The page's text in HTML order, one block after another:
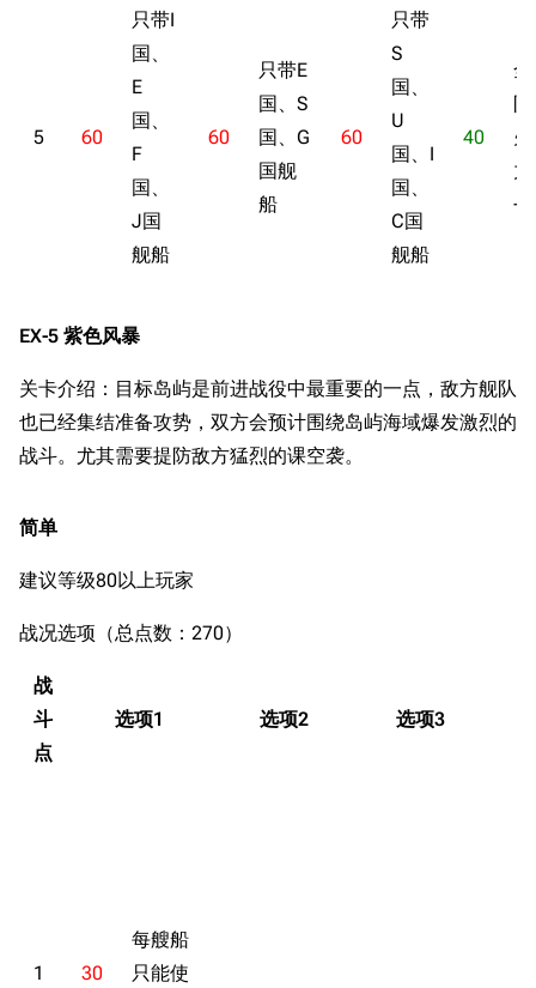
浴室
学院与战术
放映厅
战区支队基地
游戏BUG汇总
术语词典
特殊成就
舰船造船厂一览
舰船归宿一览
舰名溯源
美海军惯导系统
旧日本八八舰队
卫星观测
历次场刊
运营历史
参与画师
配音演员
艾拉微博存档
5 60
只带I
国、
E
国、
F
国、
J国
舰船
60
只带E
国、S
国、G
国舰
船
60
只带
S
国、
U
国、I
国、
C国
舰船
40
全
队
火
力
EX-5 紫色风暴
关卡介绍：目标岛屿是前进战役中最重要的一点，敌方舰队
也已经集结准备攻势，双方会预计围绕岛屿海域爆发激烈的
战斗。尤其需要提防敌方猛烈的课空袭。
简单
建议等级80以上玩家
战况选项（总点数：270）
战
斗
点
选项1 选项2 选项3
1 30
每艘船
只能使
活动新增功能